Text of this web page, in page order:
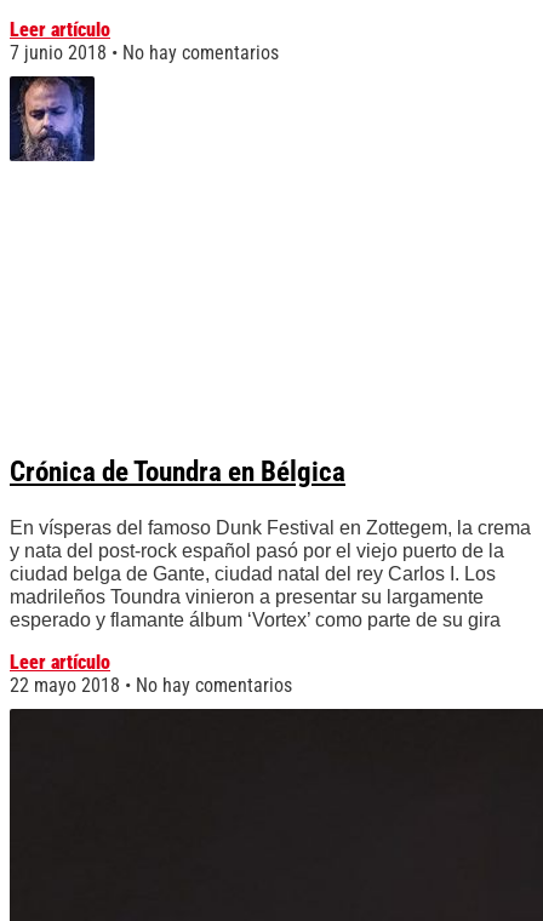
Leer artículo
7 junio 2018
No hay comentarios
Crónica de Toundra en Bélgica
En vísperas del famoso Dunk Festival en Zottegem, la crema
y nata del post-rock español pasó por el viejo puerto de la
ciudad belga de Gante, ciudad natal del rey Carlos I. Los
madrileños Toundra vinieron a presentar su largamente
esperado y flamante álbum ‘Vortex’ como parte de su gira
Leer artículo
22 mayo 2018
No hay comentarios